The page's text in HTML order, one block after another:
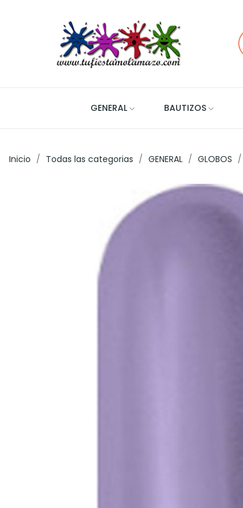
GENERAL BAUTIZOS
Inicio Todas las categorias GENERAL GLOBOS